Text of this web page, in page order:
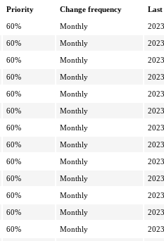
Priority Change frequency
60% Monthly
60% Monthly
60% Monthly
60% Monthly
60% Monthly
60% Monthly
60% Monthly
60% Monthly
60% Monthly
60% Monthly
60% Monthly
60% Monthly
60% Monthly